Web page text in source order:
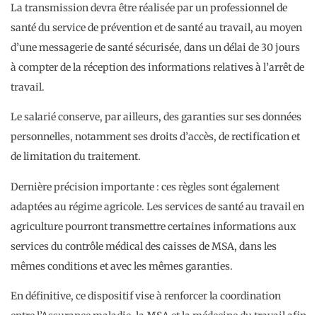
La transmission devra être réalisée par un professionnel de
santé du service de prévention et de santé au travail, au moyen
d’une messagerie de santé sécurisée, dans un délai de 30 jours
à compter de la réception des informations relatives à l’arrêt de
travail.
Le salarié conserve, par ailleurs, des garanties sur ses données
personnelles, notamment ses droits d’accès, de rectification et
de limitation du traitement.
Dernière précision importante : ces règles sont également
adaptées au régime agricole. Les services de santé au travail en
agriculture pourront transmettre certaines informations aux
services du contrôle médical des caisses de MSA, dans les
mêmes conditions et avec les mêmes garanties.
En définitive, ce dispositif vise à renforcer la coordination